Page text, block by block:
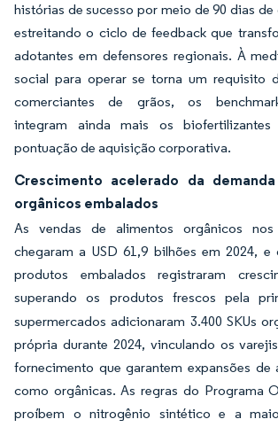
histórias de sucesso por meio de 90 dias
estreitando o ciclo de feedback que
adotantes em defensores regionais. À
social para operar se torna um requisito
comerciantes de grãos, os
integram ainda mais os
pontuação de aquisição corporativa.
Crescimento acelerado da
orgânicos embalados
As vendas de alimentos orgânicos nos
chegaram a USD 61,9 bilhões em 2024, e
produtos embalados registraram
superando os produtos frescos pela
supermercados adicionaram 3.400 SKUs
própria durante 2024, vinculando os
fornecimento que garantem expansões de
como orgânicas. As regras do Programa
proíbem o nitrogênio sintético e a